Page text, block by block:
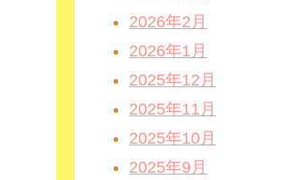
2026年2月
2026年1月
2025年12月
2025年11月
2025年10月
2025年9月